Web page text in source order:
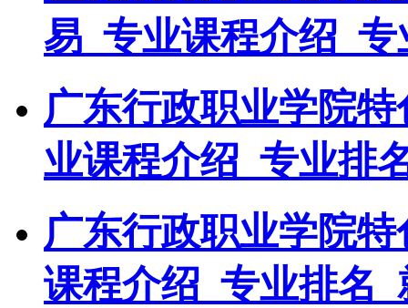
易_专业课程介绍_
广东行政职业学院
业课程介绍_专业排
广东行政职业学院
课程介绍_专业排名